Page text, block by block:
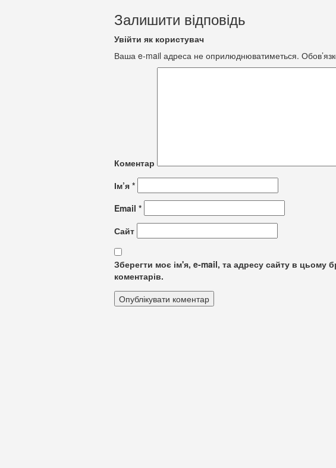
Залишити відповідь
Увійти як користувач
Ваша e-mail адреса не оприлюднюватиметься.
Коментар
Ім’я *
Email *
Сайт
Зберегти моє ім'я, e-mail, та адресу сайту в цьому
коментарів.